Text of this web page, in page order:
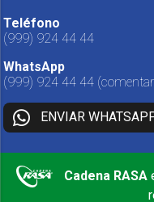
Teléfono
(999) 924 44 44
WhatsApp
(999) 924 44 44
ENVIAR
Cadena RASA